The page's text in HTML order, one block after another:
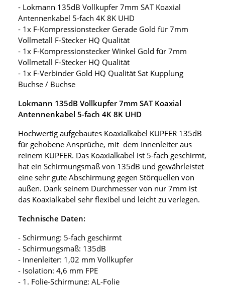
- Lokmann 135dB Vollkupfer 7mm SAT Koaxial
Antennenkabel 5-fach 4K 8K UHD
- 1x F-Kompressionstecker Gerade Gold für 7mm
Vollmetall F-Stecker HQ Qualität
- 1x F-Kompressionstecker Winkel Gold für 7mm
Vollmetall F-Stecker HQ Qualität
- 1x F-Verbinder Gold HQ Qualität Sat Kupplung
Buchse / Buchse
Lokmann 135dB Vollkupfer 7mm SAT Koaxial
Antennenkabel 5-fach 4K 8K UHD
Hochwertig aufgebautes Koaxialkabel KUPFER 135dB
für gehobene Ansprüche, mit dem Innenleiter aus
reinem KUPFER. Das Koaxialkabel ist 5-fach geschirmt,
hat ein Schirmungsmaß von 135dB und gewährleistet
eine sehr gute Abschirmung gegen Störquellen von
außen. Dank seinem Durchmesser von nur 7mm ist
das Koaxialkabel sehr flexibel und leicht zu verlegen.
Technische Daten:
- Schirmung: 5-fach geschirmt
- Schirmungsmaß: 135dB
- Innenleiter: 1,02 mm Vollkupfer
- Isolation: 4,6 mm FPE
- 1. Folie-Schirmung: AL-Folie